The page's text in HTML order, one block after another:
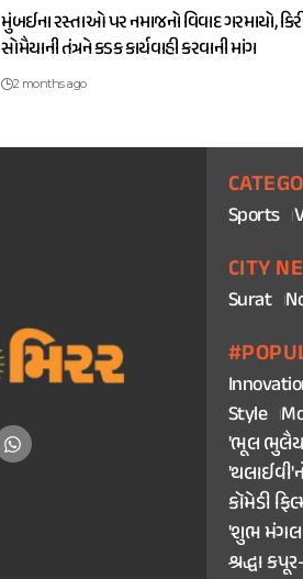
મુંબઈના રસ્તાઓ પર નમાજનો વિવાદ ગરમાયો,
સોમૈયાની તંત્રને કડક કાર્યવાહી કરવાની માંગ
2 months ago
Sports
CITY
Surat
Style
'ભૂલ
કૉમેડી
'શુભ મંગલ
શ્રદ્ધા